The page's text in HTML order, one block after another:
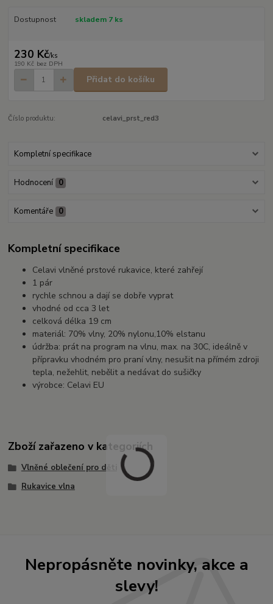
Dostupnost skladem 7 ks
230 Kč/ks
190 Kč bez DPH
Přidat do košíku
Číslo produktu: celavi_prst_red3
Kompletní specifikace
Hodnocení 0
Komentáře 0
Kompletní specifikace
Celavi vlněné prstové rukavice, které zahřejí
1 pár
rychle schnou a dají se dobře vyprat
vhodné od cca 3 let
celková délka 19 cm
materiál: 70% vlny, 20% nylonu,10% elstanu
údržba: prát na program na vlnu, max. na 30C, ideálně v
přípravku vhodném pro praní vlny, nesušit na přímém zdroji
tepla, nežehlit, nebělit a nedávat do sušičky
výrobce: Celavi EU
Zboží zařazeno v kategoriích
Vlněné oblečení pro děti
Rukavice vlna
Nepropásněte novinky, akce a
slevy!